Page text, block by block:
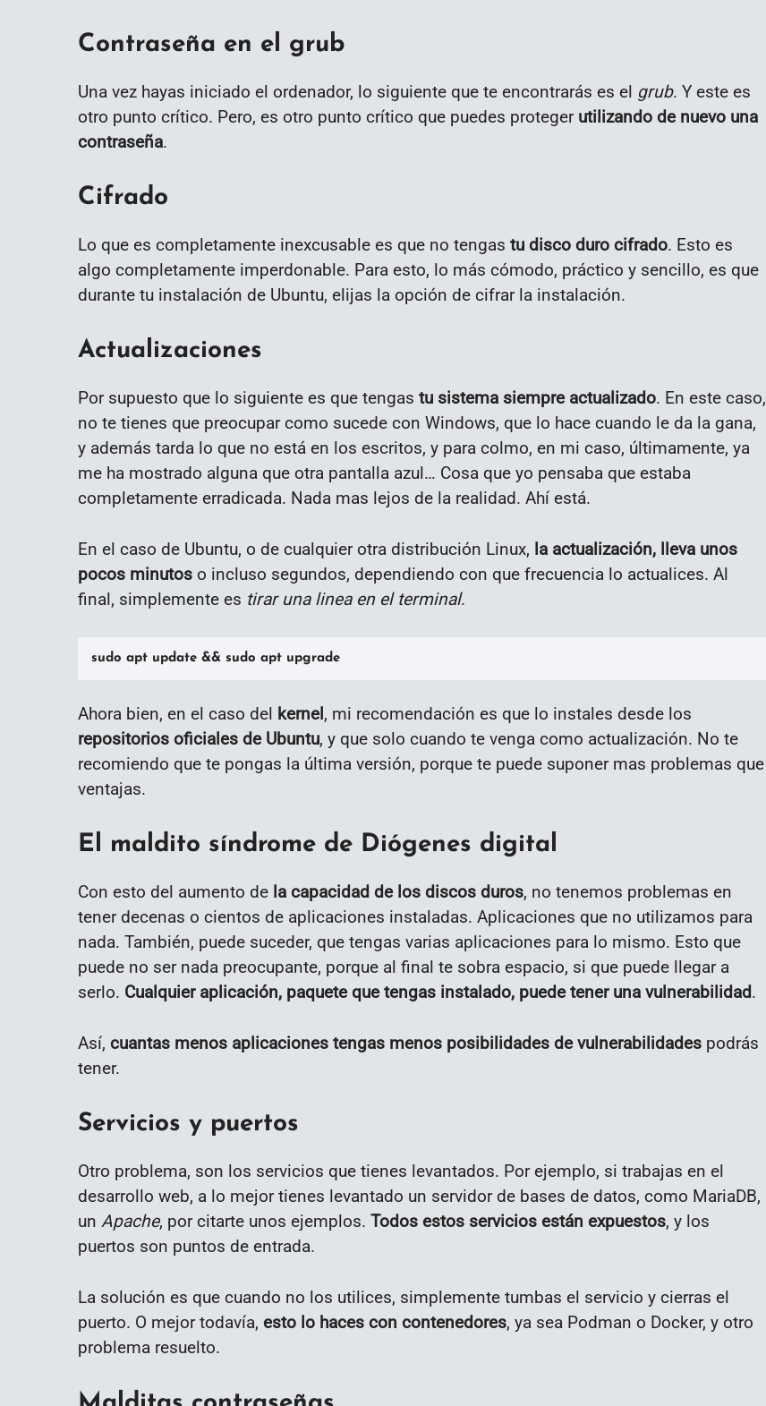
Contraseña en el grub
Una vez hayas iniciado el ordenador, lo siguiente que te encontrarás es el grub. Y este es
otro punto crítico. Pero, es otro punto crítico que puedes protegerutilizando de nuevo una
contraseña.
Cifrado
Lo que es completamente inexcusable es que no tengas tu disco duro cifrado. Esto es
algo completamente imperdonable. Para esto, lo más cómodo, práctico y sencillo, es que
durante tu instalación de Ubuntu, elijas la opción de cifrar la instalación.
Actualizaciones
Por supuesto que lo siguiente es que tengas tu sistema siempre actualizado. En este caso,
no te tienes que preocupar como sucede con Windows, que lo hace cuando le da la gana,
y además tarda lo que no está en los escritos, y para colmo, en mi caso, últimamente, ya
me ha mostrado alguna que otra pantalla azul… Cosa que yo pensaba que estaba
completamente erradicada. Nada mas lejos de la realidad. Ahí está.
En el caso de Ubuntu, o de cualquier otra distribución Linux, la actualización, lleva unos
pocos minutos o incluso segundos, dependiendo con que frecuencia lo actualices. Al
final, simplemente es tirar una linea en el terminal.
sudo apt update && sudo apt upgrade
Ahora bien, en el caso del kernel, mi recomendación es que lo instales desde los
repositorios oficiales de Ubuntu, y que solo cuando te venga como actualización. No te
recomiendo que te pongas la última versión, porque te puede suponer mas problemas que
ventajas.
El maldito síndrome de Diógenes digital
Con esto del aumento de la capacidad de los discos duros, no tenemos problemas en
tener decenas o cientos de aplicaciones instaladas. Aplicaciones que no utilizamos para
nada. También, puede suceder, que tengas varias aplicaciones para lo mismo. Esto que
puede no ser nada preocupante, porque al final te sobra espacio, si que puede llegar a
serlo. Cualquier aplicación, paquete que tengas instalado, puede tener una vulnerabilidad.
Así, cuantas menos aplicaciones tengas menos posibilidades de vulnerabilidades podrás
tener.
Servicios y puertos
Otro problema, son los servicios que tienes levantados. Por ejemplo, si trabajas en el
desarrollo web, a lo mejor tienes levantado un servidor de bases de datos, como MariaDB,
un Apache, por citarte unos ejemplos. Todos estos servicios están expuestos, y los
puertos son puntos de entrada.
La solución es que cuando no los utilices, simplemente tumbas el servicio y cierras el
puerto. O mejor todavía, esto lo haces con contenedores, ya sea Podman o Docker, y otro
problema resuelto.